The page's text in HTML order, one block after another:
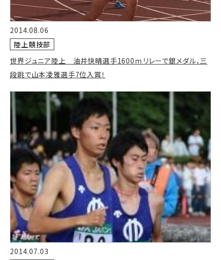
2014.08.06
陸上競技部
世界ジュニア陸上 油井快晴選手1600ｍリレーで銀メダル、三
段跳で山本凌雅選手7位入賞！
2014.07.03